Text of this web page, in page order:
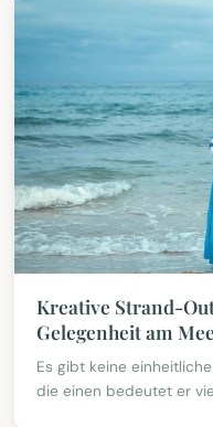
Kreative Strand-
Gelegenheit am
Es gibt keine
die einen bedeutet er